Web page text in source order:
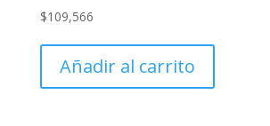
$109,566
Añadir al carrito